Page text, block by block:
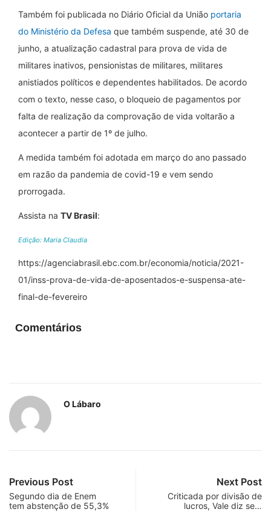
Também foi publicada no Diário Oficial da União portaria
do Ministério da Defesa que também suspende, até 30 de
junho, a atualização cadastral para prova de vida de
militares inativos, pensionistas de militares, militares
anistiados políticos e dependentes habilitados. De acordo
com o texto, nesse caso, o bloqueio de pagamentos por
falta de realização da comprovação de vida voltarão a
acontecer a partir de 1º de julho.
A medida também foi adotada em março do ano passado
em razão da pandemia de covid-19 e vem sendo
prorrogada.
Assista na TV Brasil:
Edição: Maria Claudia
https://agenciabrasil.ebc.com.br/economia/noticia/2021-
01/inss-prova-de-vida-de-aposentados-e-suspensa-ate-
final-de-fevereiro
Comentários
O Lábaro
Previous Post
Segundo dia de Enem
tem abstenção de 55,3%
Next Post
Criticada por divisão de
lucros, Vale diz se…